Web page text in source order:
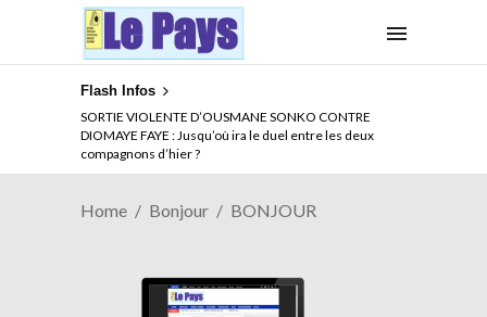
Flash Infos
SORTIE VIOLENTE D’OUSMANE SONKO CONTRE
DIOMAYE FAYE : Jusqu’où ira le duel entre les deux
compagnons d’hier ?
Home Bonjour BONJOUR